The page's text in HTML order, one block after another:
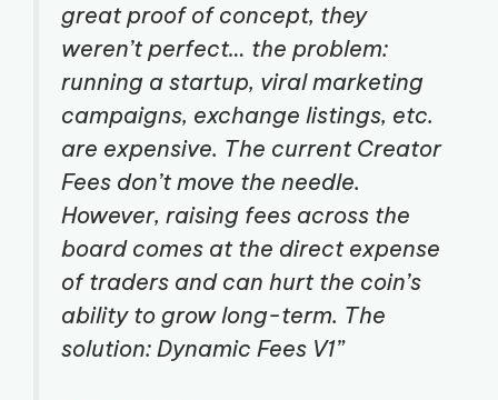
great proof of concept, they
weren’t perfect… the problem:
running a startup, viral marketing
campaigns, exchange listings, etc.
are expensive. The current Creator
Fees don’t move the needle.
However, raising fees across the
board comes at the direct expense
of traders and can hurt the coin’s
ability to grow long-term. The
solution: Dynamic Fees V1”